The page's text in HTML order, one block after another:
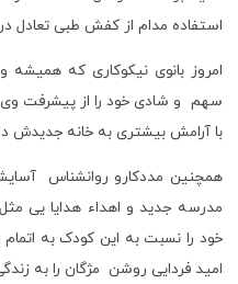
استفاده مدام از کفش طبی تعادل
امروز بانوی نیکوکاری که همیشه
سهم و شادی خود را از پیشرفت وی
با آرامش بیشتری به خانه جدیدش
همچنین مددکارو روانشناس
مدرسه جدید و اهداء هدایا یی
خود را نسبت به این کودک به اتمام
امید فردایی روشن مژگان را به